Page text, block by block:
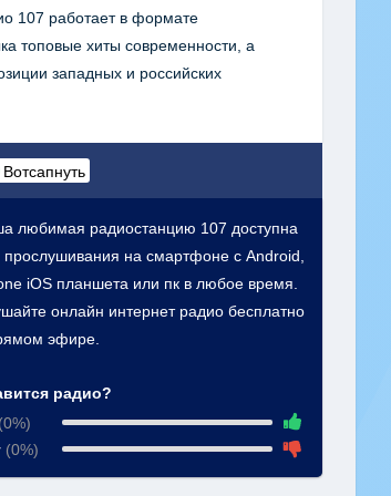
107 работает в формате
топовые хиты современности, а
западных и российских
Вотсапнуть
любимая радиостанцию 107 доступна
прослушивания на смартфоне с Android,
iOS планшета или пк в любое время.
онлайн интернет радио бесплатно
эфире.
радио?
(0%)
(0%)